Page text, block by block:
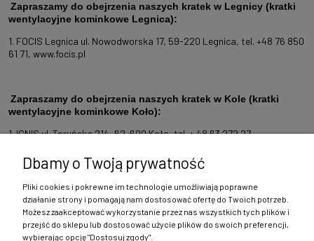
Zapraszamy do obejrzenia naszych kratek w Legnicy (kratki
wentylacyjne kominkowe Legnica):
1. FOCIS Legnica ul. Nowodworska 17, 59-220 Legnica, tel. +48 76 850
61 71, www.focis.pl
Zapraszamy do obejrzenia naszych kratek w Kole (kratki
wentylacyjne kominkowe Koło):
1. IGNIS ul. Toruńska 214, 62-600 Koło, tel. + 48 63 272 27
Dbamy o Twoją prywatność
Pliki cookies i pokrewne im technologie umożliwiają poprawne
działanie strony i pomagają nam dostosować ofertę do Twoich potrzeb.
Możesz zaakceptować wykorzystanie przez nas wszystkich tych plików i
przejść do sklepu lub dostosować użycie plików do swoich preferencji,
wybierając opcję "Dostosuj zgody".